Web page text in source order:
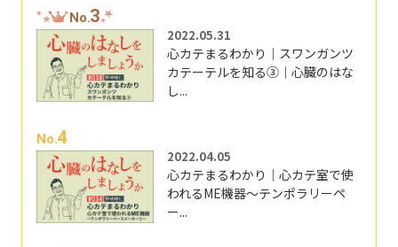
No.3
2022.05.31
心カテまるわかり｜スワンガンツ
カテーテルを知る③｜心臓のはな
し...
No.4
2022.04.05
心カテまるわかり｜心カテ室で使
われるME機器～テンポラリーペ
ー...